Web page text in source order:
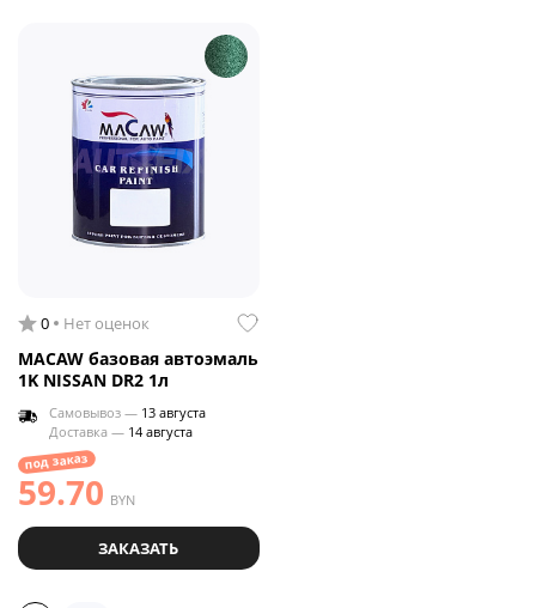
0 Нет оценок
MACAW базовая автоэмаль
1K NISSAN DR2 1л
Самовывоз — 13 августа
Доставка — 14 августа
под заказ
59.70 BYN
ЗАКАЗАТЬ